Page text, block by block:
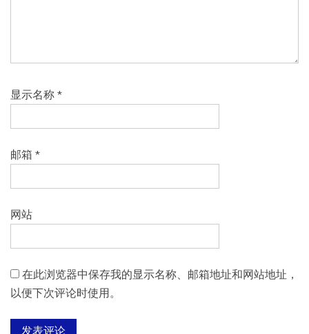
显示名称 *
邮箱 *
网站
在此浏览器中保存我的显示名称、邮箱地址和网站地址，
以便下次评论时使用。